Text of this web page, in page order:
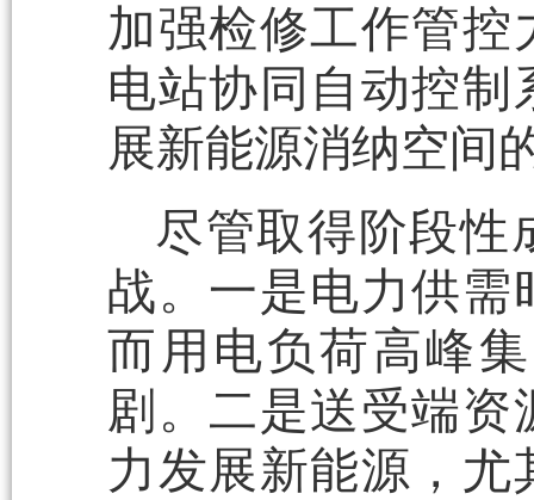
加强检修工作管
电站协同自动控
展新能源消纳空间
尽管取得阶段性
战。一是电力供需
而用电负荷高峰
剧。二是送受端
力发展新能源，